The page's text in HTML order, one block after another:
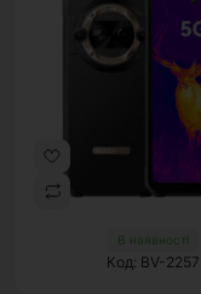
В наявності
Код: BV-2257